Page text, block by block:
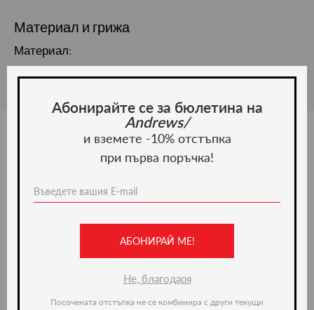
Материал и грижа
Материал:
Ние препоръчваме
Абонирайте се за бюлетина на
Andrews/
и вземете -10% отстъпка
при първа поръчка!
АБОНИРАЙ МЕ!
Не, благодаря
Посочената отстъпка не се комбинира с други текущи